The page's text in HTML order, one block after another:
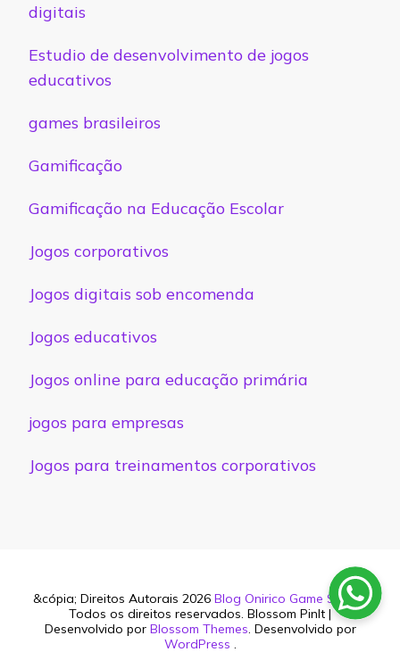
digitais
Estudio de desenvolvimento de jogos
educativos
games brasileiros
Gamificação
Gamificação na Educação Escolar
Jogos corporativos
Jogos digitais sob encomenda
Jogos educativos
Jogos online para educação primária
jogos para empresas
Jogos para treinamentos corporativos
&cópia; Direitos Autorais 2026 Blog Onirico Game Studio.
Todos os direitos reservados. Blossom PinIt |
Desenvolvido por Blossom Themes . Desenvolvido por
WordPress